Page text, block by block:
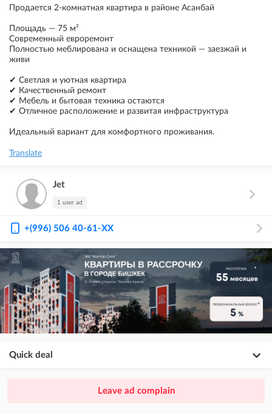
Продается 2-комнатная квартира в районе Асанбай
Площадь — 75 м²
Современный евроремонт
Полностью меблирована и оснащена техникой — заезжай и
живи
✔ Светлая и уютная квартира
✔ Качественный ремонт
✔ Мебель и бытовая техника остаются
✔ Отличное расположение и развитая инфраструктура
Идеальный вариант для комфортного проживания.
Translate
Jet
1 user ad
+(996) 506 40-61-XX
Quick deal
ad placement above VIP + paid promotion on Instagram
Leave ad complain